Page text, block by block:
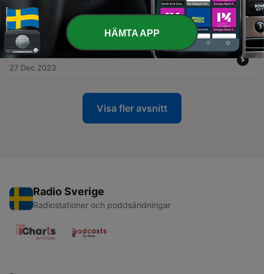
199 - 139. Lars Mittank - Försvunnen i Bulgarien
03 Jan 2024
198 - 138. Mysteriet med Havorringen
27 Dec 2023
Visa fler avsnitt
Radio Sverige
Radiostationer och poddsändningar
HÄMTA APP